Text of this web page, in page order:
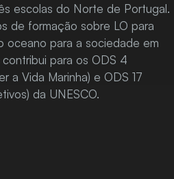
escolas do Norte de Portugal.
de formação sobre LO para
oceano para a sociedade em
para os ODS 4
a Vida Marinha) e ODS 17
da UNESCO.